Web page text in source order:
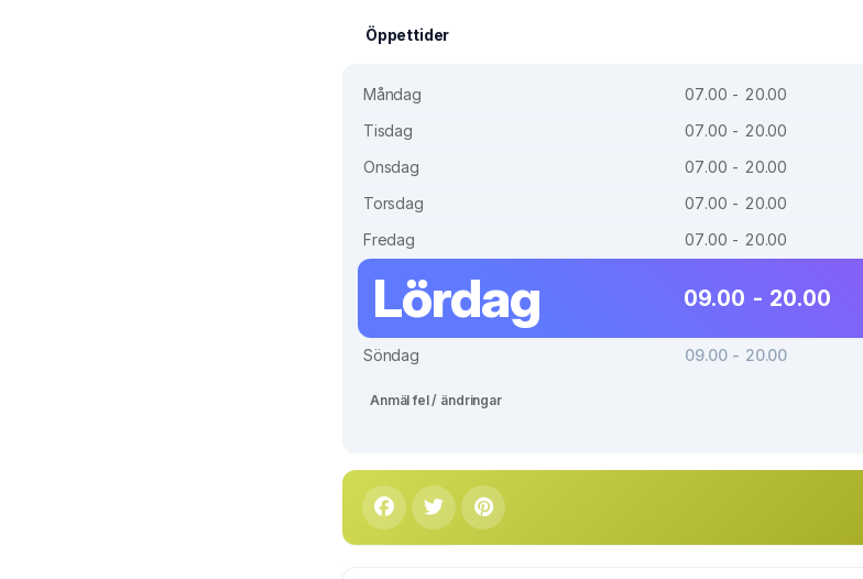
Öppettider
Måndag
07.00 - 20.00
Tisdag
07.00 - 20.00
Onsdag
07.00 - 20.00
Torsdag
07.00 - 20.00
Fredag
07.00 - 20.00
Lördag 09.00 - 20.00
Söndag 09.00 - 20.00
Anmäl fel / ändringar